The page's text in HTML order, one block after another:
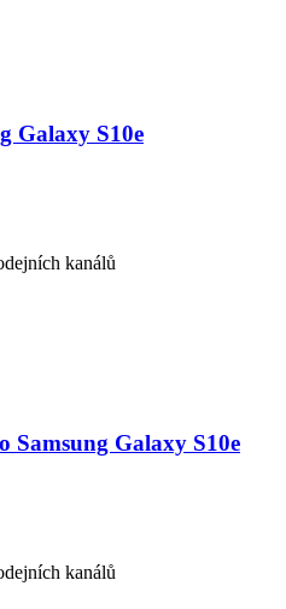
Galaxy S10e
kanálů
Samsung Galaxy S10e
kanálů